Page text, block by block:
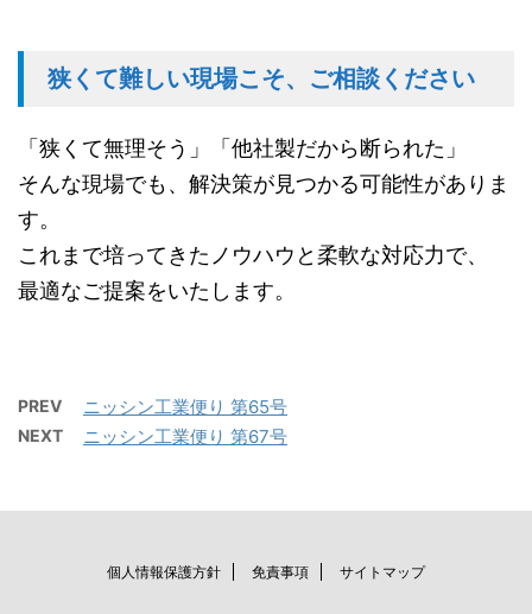
狭くて難しい現場こそ、ご相談ください
「狭くて無理そう」「他社製だから断られた」
そんな現場でも、解決策が見つかる可能性がありま
す。
これまで培ってきたノウハウと柔軟な対応力で、
最適なご提案をいたします。
PREV ニッシン工業便り 第65号
NEXT ニッシン工業便り 第67号
個人情報保護方針 免責事項 サイトマップ